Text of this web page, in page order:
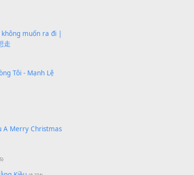
anh (Pinyin) (18.942)
(13.920)
không muốn ra đi |
想走